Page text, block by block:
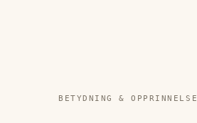
BETYDNING & OPPRINNELSE